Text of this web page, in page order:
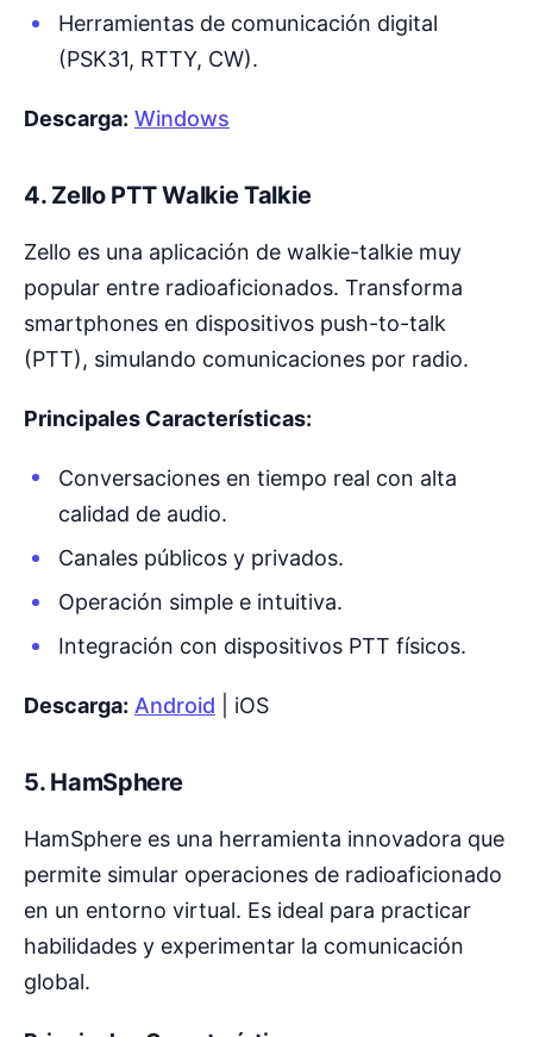
Herramientas de comunicación digital
(PSK31, RTTY, CW).
Descarga: Windows
4. Zello PTT Walkie Talkie
Zello es una aplicación de walkie-talkie muy
popular entre radioaficionados. Transforma
smartphones en dispositivos push-to-talk
(PTT), simulando comunicaciones por radio.
Principales Características:
Conversaciones en tiempo real con alta
calidad de audio.
Canales públicos y privados.
Operación simple e intuitiva.
Integración con dispositivos PTT físicos.
Descarga: Android | iOS
5. HamSphere
HamSphere es una herramienta innovadora que
permite simular operaciones de radioaficionado
en un entorno virtual. Es ideal para practicar
habilidades y experimentar la comunicación
global.